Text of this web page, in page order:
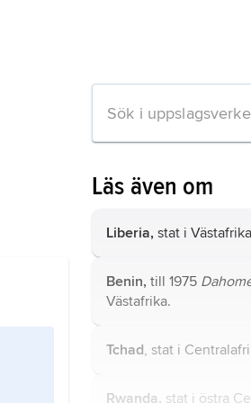
Läs även om
Liberia, stat i
Benin, till 1975
Västafrika.
Tchad, stat i
Rwanda, stat i östra